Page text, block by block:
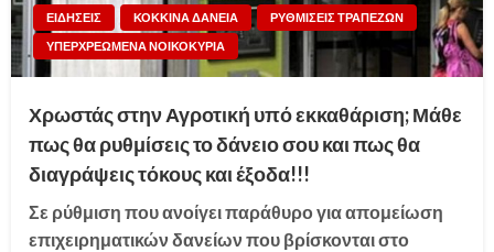
ΕΙΔΗΣΕΙΣ ΚΟΚΚΙΝΑ ΔΑΝΕΙΑ
ΡΥΘΜΙΣΕΙΣ ΤΡΑΠΕΖΩΝ
ΥΠΕΡΧΡΕΩΜΕΝΑ ΝΟΙΚΟΚΥΡΙΑ
Χρωστάς στην Αγροτική υπό εκκαθάριση; Μάθε
πως θα ρυθμίσεις το δάνειο σου και πως θα
διαγράψεις τόκους και έξοδα!!!
Σε ρύθμιση που ανοίγει παράθυρο για απομείωση
επιχειρηματικών δανείων που βρίσκονται στο